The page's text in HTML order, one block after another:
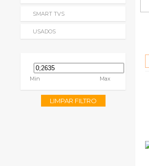
SMART TVS
USADOS
Min Max
LIMPAR FILTRO